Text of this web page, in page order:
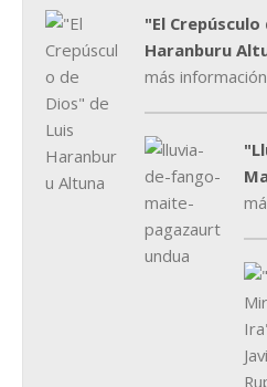
"El
Haranburu
más